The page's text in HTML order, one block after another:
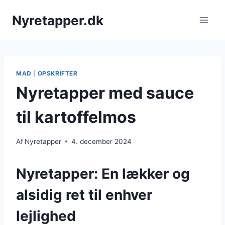
Nyretapper.dk
MAD OPSKRIFTER
Nyretapper med sauce
til kartoffelmos
Af Nyretapper 4. december 2024
Nyretapper: En lækker og
alsidig ret til enhver
lejlighed